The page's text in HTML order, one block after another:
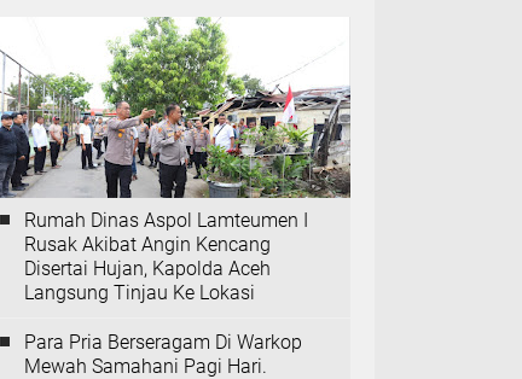
Rumah Dinas Aspol Lamteumen I
Rusak Akibat Angin Kencang
Disertai Hujan, Kapolda Aceh
Langsung Tinjau Ke Lokasi
Para Pria Berseragam Di Warkop
Mewah Samahani Pagi Hari.